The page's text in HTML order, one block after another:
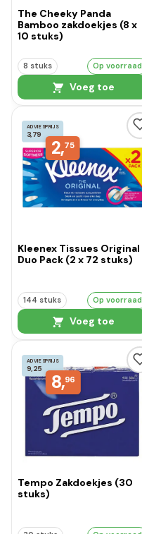
The Cheeky Panda
Bamboo zakdoekjes (8 x
10 stuks)
8 stuks Op voorraad
Voeg toe
ADVIESPRIJS
3,79
2,75
Kleenex Tissues Original
Duo Pack (2 x 72 stuks)
144 stuks Op voorraad
Voeg toe
ADVIESPRIJS
9,25
8,96
Tempo Zakdoekjes (30
stuks)